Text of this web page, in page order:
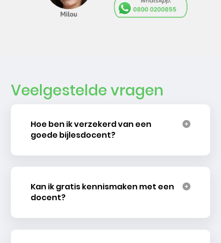
Veelgestelde vragen
Hoe ben ik verzekerd van een
goede bijlesdocent?
Kan ik gratis kennismaken met een
docent?